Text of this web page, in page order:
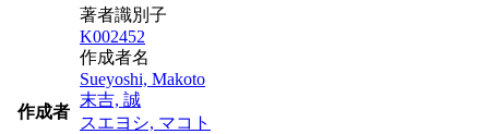
作成者
著者識別子
K002452
作成者名
Sueyoshi, Makoto
末吉, 誠
スエヨシ, マコト